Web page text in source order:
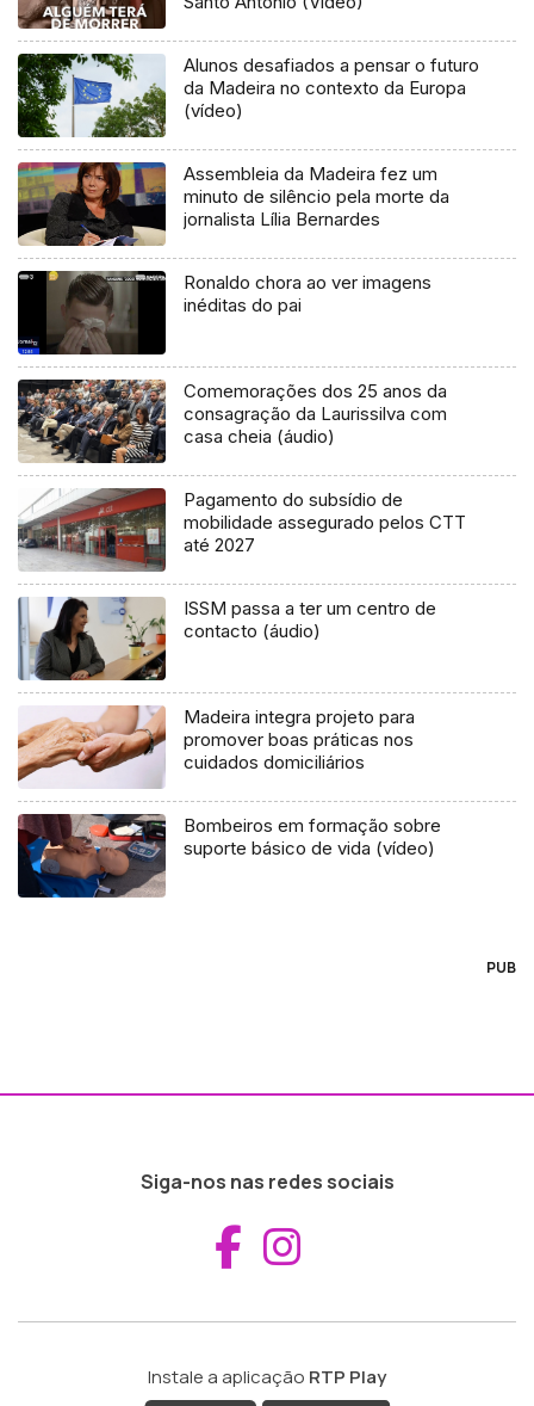
Alunos desafiados a pensar o futuro
da Madeira no contexto da Europa
(vídeo)
Assembleia da Madeira fez um
minuto de silêncio pela morte da
jornalista Lília Bernardes
Ronaldo chora ao ver imagens
inéditas do pai
Comemorações dos 25 anos da
consagração da Laurissilva com
casa cheia (áudio)
Pagamento do subsídio de
mobilidade assegurado pelos CTT
até 2027
ISSM passa a ter um centro de
contacto (áudio)
Madeira integra projeto para
promover boas práticas nos
cuidados domiciliários
Bombeiros em formação sobre
suporte básico de vida (vídeo)
PUB
Siga-nos nas redes sociais
Aceder ao
Instale a aplicação RTP Play